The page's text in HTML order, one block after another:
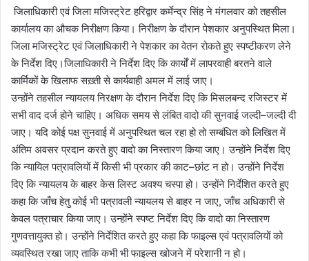
जिलाधिकारी एवं जिला मजिस्ट्रेट हरिद्वार कर्मेन्द्र सिंह ने मंगलवार को तहसील
कार्यालय का औचक निरीक्षण किया। निरीक्षण के दौरान पेशकार अनुपस्थित मिला।
जिला मजिस्ट्रेट एवं जिलाधिकारी ने पेशकार का वेतन रोकते हुए स्पष्टीकरण लेने
के निर्देश दिए।जिलाधिकारी ने निर्देश दिए कि कार्यों में लापरवाही बरतने वाले
कार्मिकों के खिलाफ सख़्ती से कार्यवाही अमल में लाई जाए।
उन्होंने तहसील न्यायलय निरक्षण के दौरान निर्देश दिए कि मिसलबन्द रजिस्टर में
सभी वाद दर्ज होने चाहिए। अधिक समय से लंबित वादो की सुनवाई जल्दी–जल्दी दी
जाए। यदि कोई पक्ष सुनवाई में अनुपस्थित चल रहा हो तो सम्बंधित को लिखित में
अंतिम अवसर प्रदान करते हुए वादो का निस्तारण किया जाए। उन्होंने निर्देश दिए
कि न्यायिल पत्रावलियों में किसी भी प्रकार की काट–छांट न हो। उन्होंने निर्देश
दिए कि न्यायलय के बाहर केस लिस्ट अवश्य चस्पा हो। उन्होंने निर्देशित करते हुए
कहा कि जाँच हेतु कोई भी पत्रावली न्यायलय से बाहर न जाए, जाँच अधिकारी से
केवल पत्राचार किया जाए। उन्होंने स्पष्ट निर्देश दिए कि वादो का निस्तारण
गुणवत्तायुक्त हो। उन्होंने निर्देशित करते हुए कहा कि फाइल्स एवं पत्रावलियों को
व्यवस्थित रखा जाए ताकि कभी भी फाइल्स खोजने में परेशानी न हो।